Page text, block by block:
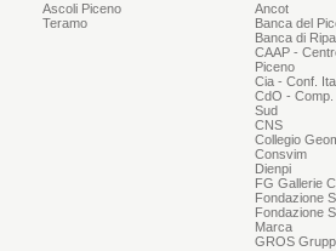
Ascoli Piceno
Teramo
Ancot
Banca del
Banca di
CAAP -
Piceno
Cia - Conf.
CdO -
Sud
CNS
Collegio
Consvim
Dienpi
FG Gallerie
Fondazione
Fondazione
Marca
GROS